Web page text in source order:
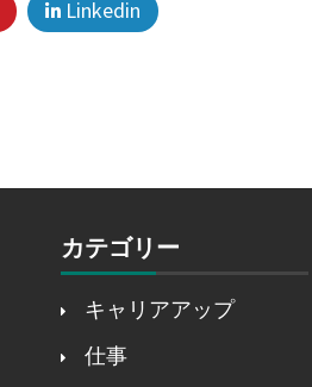
Linkedin
カテゴリー
キャリアアップ
仕事